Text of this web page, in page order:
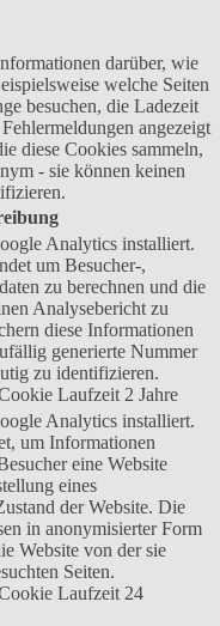
darüber, wie
welche Seiten
besuchen, die Ladezeit
angezeigt
diese Cookies sammeln,
- sie können keinen
Analytics installiert.
um Besucher-,
zu berechnen und die
Analysebericht zu
diese Informationen
generierte Nummer
zu identifizieren.
Laufzeit 2 Jahre
Analytics installiert.
um Informationen
eine Website
eines
der Website. Die
in anonymisierter Form
Website von der sie
Seiten.
Laufzeit 24